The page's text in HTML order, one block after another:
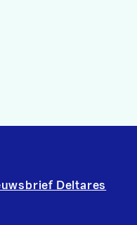
Deltares